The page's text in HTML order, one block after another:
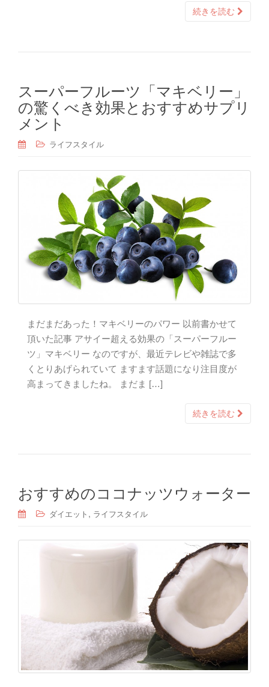
続きを読む
スーパーフルーツ「マキベリー」
の驚くべき効果とおすすめサプリ
メント
ライフスタイル
まだまだあった！マキベリーのパワー 以前書かせて
頂いた記事 アサイー超える効果の「スーパーフルー
ツ」マキベリー なのですが、最近テレビや雑誌で多
くとりあげられていて ますます話題になり注目度が
高まってきましたね。 まだま […]
続きを読む
おすすめのココナッツウォーター
ダイエット , ライフスタイル